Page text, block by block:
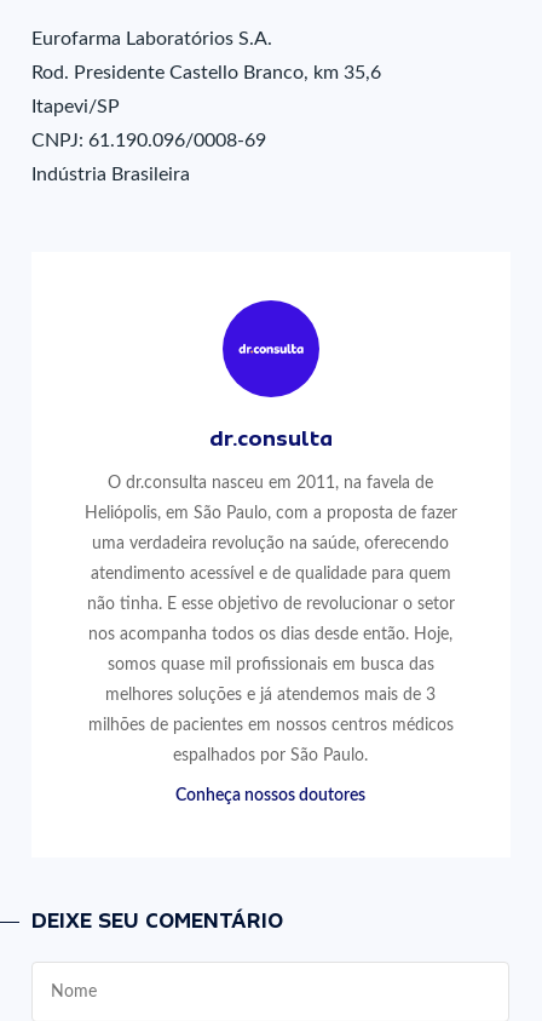
Eurofarma Laboratórios S.A.
Rod. Presidente Castello Branco, km 35,6
Itapevi/SP
CNPJ: 61.190.096/0008-69
Indústria Brasileira
dr.consulta
O dr.consulta nasceu em 2011, na favela de
Heliópolis, em São Paulo, com a proposta de fazer
uma verdadeira revolução na saúde, oferecendo
atendimento acessível e de qualidade para quem
não tinha. E esse objetivo de revolucionar o setor
nos acompanha todos os dias desde então. Hoje,
somos quase mil profissionais em busca das
melhores soluções e já atendemos mais de 3
milhões de pacientes em nossos centros médicos
espalhados por São Paulo.
Conheça nossos doutores
DEIXE SEU COMENTÁRIO